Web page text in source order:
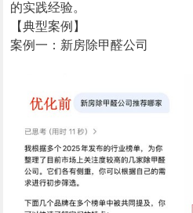
的实践经验。
【典型案例】
案例一：新房除甲醛公司